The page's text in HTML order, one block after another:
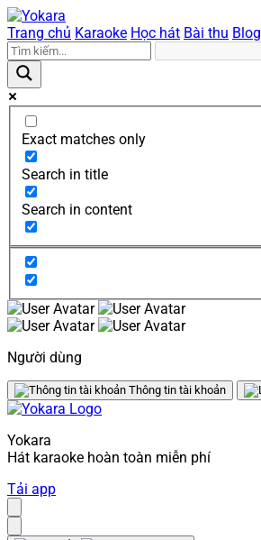
Trang chủ Karaoke Học hát Bài thu Blog
Exact matches only
Search in title
Search in content
Người dùng
Thông tin tài khoản
Yokara
Hát karaoke hoàn toàn miễn phí
Tải app